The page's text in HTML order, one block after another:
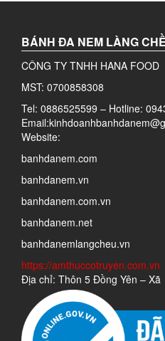
BÁNH ĐA NEM LÀNG
CÔNG TY TNHH HANA FOOD
MST: 0700858308
Tel: 0886525599 – Hotline:
Website:
banhdanem.com
banhdanem.vn
banhdanem.com.vn
banhdanem.net
banhdanemlangcheu.vn
https://amthuccotruyen.com.vn
Địa chỉ: Thôn 5 Đồng Yên –